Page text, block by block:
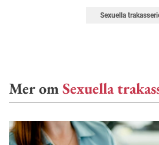
Sexuella
Mer omSexuella